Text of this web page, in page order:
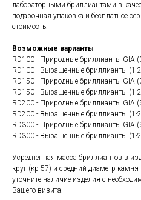
лабораторными бриллиантами в
подарочная упаковка и бесплатное
стоимость.
Возможные варианты
RD100 - Природные бриллианты GIA
RD100 - Выращенные бриллианты (1-
RD150 - Природные бриллианты GIA
RD150 - Выращенные бриллианты (1-
RD200 - Природные бриллианты GIA
RD200 - Выращенные бриллианты (1-
RD300 - Природные бриллианты GIA
RD300 - Выращенные бриллианты (1-
Усредненная масса бриллиантов в
круг (кр-57) и средний диаметр
уточните наличие изделия с
Вашего визита.